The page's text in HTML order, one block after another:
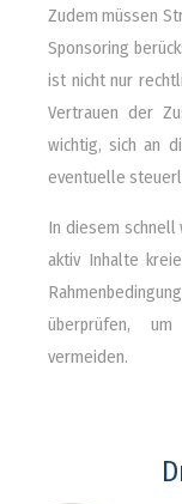
Zudem müssen
Sponsoring
ist nicht nur
Vertrauen der
wichtig, sich an
eventuelle
In diesem
aktiv Inhalte
überprüfen,
vermeiden.